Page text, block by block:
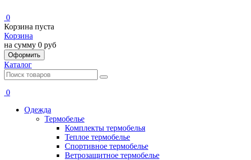
0
Корзина пуста
Корзина
на сумму 0 руб
Оформить
Каталог
0
Одежда
Термобелье
Комплекты термобелья
Теплое термобелье
Спортивное термобелье
Ветрозащитное термобелье